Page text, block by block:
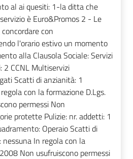
al ai quesiti: 1-la ditta che
è Euro&Promos 2 - Le
con
l'orario estivo un momento
alla Clausola Sociale: Servizi
2 CCNL Multiservizi
Scatti di anzianità: 1
con la formazione D.Lgs.
permessi Non
protette Pulizie: nr. addetti: 1
Operaio Scatti di
In regola con la
Non usufruiscono permessi